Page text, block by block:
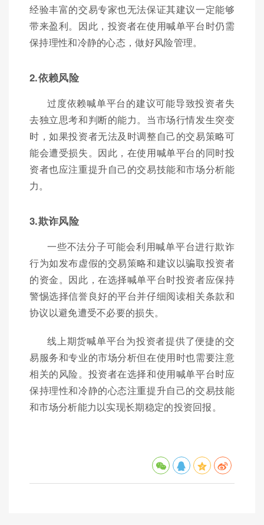
经验丰富的交易专家也无法保证其建议一定能够
带来盈利。因此，投资者在使用喊单平台时仍需
保持理性和冷静的心态，做好风险管理。
2.依赖风险
过度依赖喊单平台的建议可能导致投资者失
去独立思考和判断的能力。当市场行情发生突变
时，如果投资者无法及时调整自己的交易策略可
能会遭受损失。因此，在使用喊单平台的同时投
资者也应注重提升自己的交易技能和市场分析能
力。
3.欺诈风险
一些不法分子可能会利用喊单平台进行欺诈
行为如发布虚假的交易策略和建议以骗取投资者
的资金。因此，在选择喊单平台时投资者应保持
警惕选择信誉良好的平台并仔细阅读相关条款和
协议以避免遭受不必要的损失。
线上期货喊单平台为投资者提供了便捷的交
易服务和专业的市场分析但在使用时也需要注意
相关的风险。投资者在选择和使用喊单平台时应
保持理性和冷静的心态注重提升自己的交易技能
和市场分析能力以实现长期稳定的投资回报。